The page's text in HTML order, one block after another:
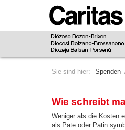
Hauptinhalt
springen
Sie sind hier: Spenden
Wie schreibt
Weniger als die Kosten
als Pate oder Patin